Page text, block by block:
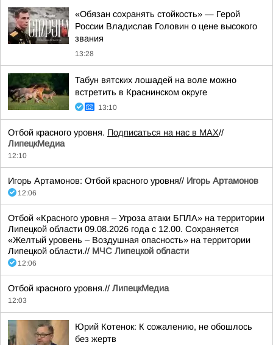
«Обязан сохранять стойкость» — Герой
России Владислав Головин о цене высокого
звания
13:28
Табун вятских лошадей на воле можно
встретить в Краснинском округе
13:10
Отбой красного уровня. Подписаться на нас в МАХ//
ЛипецкМедиа
12:10
Игорь Артамонов: Отбой красного уровня// Игорь Артамонов
12:06
Отбой «Красного уровня – Угроза атаки БПЛА» на территории
Липецкой области 09.08.2026 года с 12.00. Сохраняется
«Желтый уровень – Воздушная опасность» на территории
Липецкой области.// МЧС Липецкой области
12:06
Отбой красного уровня.// ЛипецкМедиа
12:03
Юрий Котенок: К сожалению, не обошлось
без жертв